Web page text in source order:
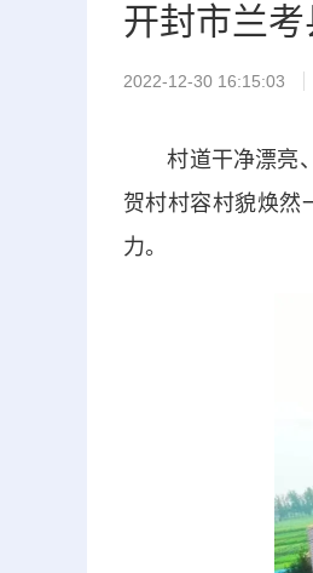
开封市兰
2022-12-30 16:15:03
村道干净漂亮、
贺村村容村貌焕然
力。